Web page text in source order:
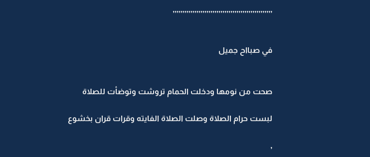
,,,,,,,,,,,,,,,,,,,,,,,,,,,,,,,,,,,,,,,,,,,,,,,,,,
في صبااح جميل
صحت من نومها ودخلت الحمام تروشت وتوضأت للصلاة
لبست حرام الصلاة وصلت الصلاة الفايته وقرات قران بخشوع
,